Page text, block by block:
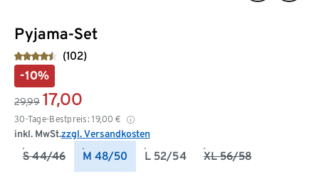
Pyjama-Set
(102)
-10%
29,99 17,00
30-Tage-Bestpreis: 19,00 €
inkl. MwSt.zzgl. Versandkosten
S 44/46 M 48/50 L 52/54 XL 56/58